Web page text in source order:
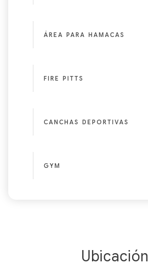
ÁREA PARA HAMACAS
FIRE PITTS
CANCHAS DEPORTIVAS
GYM
Ubicación